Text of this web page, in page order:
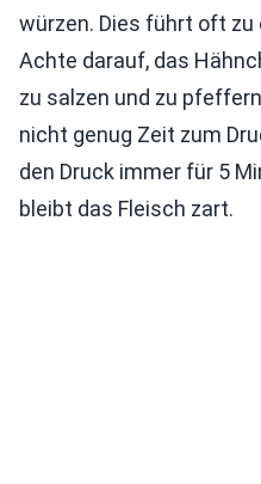
würzen. Dies führt oft
Achte darauf, das
zu salzen und zu
nicht genug Zeit zum
den Druck immer für 5
bleibt das Fleisch zart.